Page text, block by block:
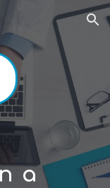
Skip to navigation
a